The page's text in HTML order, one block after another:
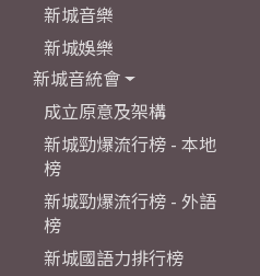
新城音樂
新城娛樂
新城音統會
成立原意及架構
新城勁爆流行榜 - 本地
榜
新城勁爆流行榜 - 外語
榜
新城國語力排行榜